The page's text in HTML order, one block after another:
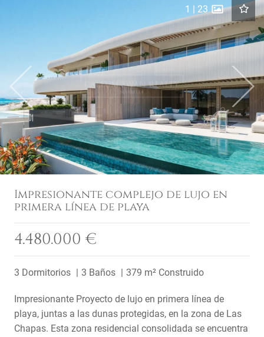
Previous Next
1 | 23
Impresionante complejo de lujo en
primera línea de playa
4.480.000 €
3 Dormitorios 3 Baños 379 m² Construido
Impresionante Proyecto de lujo en primera línea de
playa, juntas a las dunas protegidas, en la zona de Las
Chapas. Esta zona residencial consolidada se encuentra